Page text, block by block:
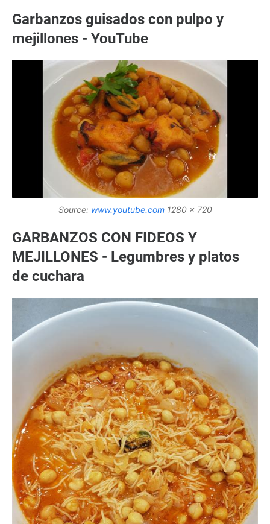
Garbanzos guisados con pulpo y
mejillones - YouTube
Source: www.youtube.com1280 x 720
GARBANZOS CON FIDEOS Y
MEJILLONES - Legumbres y platos
de cuchara